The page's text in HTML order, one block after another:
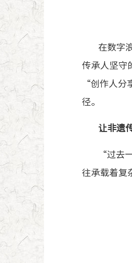
在数字
传承人坚守
“创作人分
径。
让非遗
“过去
往承载着复